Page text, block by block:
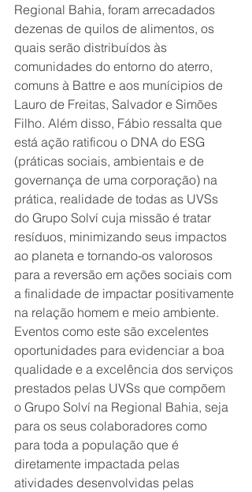
Regional Bahia, foram arrecadados
dezenas de quilos de alimentos, os
quais serão distribuídos às
comunidades do entorno do aterro,
comuns à Battre e aos munícipios de
Lauro de Freitas, Salvador e Simões
Filho. Além disso, Fábio ressalta que
está ação ratificou o DNA do ESG
(práticas sociais, ambientais e de
governança de uma corporação) na
prática, realidade de todas as UVSs
do Grupo Solví cuja missão é tratar
resíduos, minimizando seus impactos
ao planeta e tornando-os valorosos
para a reversão em ações sociais com
a finalidade de impactar positivamente
na relação homem e meio ambiente.
Eventos como este são excelentes
oportunidades para evidenciar a boa
qualidade e a excelência dos serviços
prestados pelas UVSs que compõem
o Grupo Solví na Regional Bahia, seja
para os seus colaboradores como
para toda a população que é
diretamente impactada pelas
atividades desenvolvidas pelas